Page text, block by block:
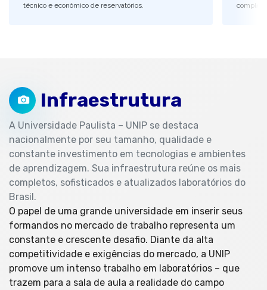
técnico e econômico de reservatórios.
Infraestrutura
A Universidade Paulista – UNIP se destaca
nacionalmente por seu tamanho, qualidade e
constante investimento em tecnologias e ambientes
de aprendizagem. Sua infraestrutura reúne os mais
completos, sofisticados e atualizados laboratórios do
Brasil.
O papel de uma grande universidade em inserir seus
formandos no mercado de trabalho representa um
constante e crescente desafio. Diante da alta
competitividade e exigências do mercado, a UNIP
promove um intenso trabalho em laboratórios – que
trazem para a sala de aula a realidade do campo